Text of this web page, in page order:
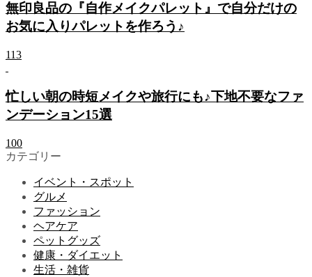
無印良品の『自作メイクパレット』で自分だけの
お気に入りパレットを作ろう♪
113
忙しい朝の時短メイクや旅行にも♪下地不要なファ
ンデーション15選
100
カテゴリー
イベント・スポット
グルメ
ファッション
ヘアケア
ペットグッズ
健康・ダイエット
生活・雑貨